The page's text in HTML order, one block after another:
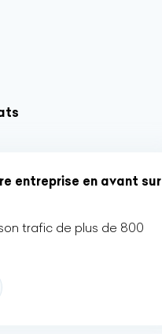
entreprise en avant sur
trafic de plus de 800